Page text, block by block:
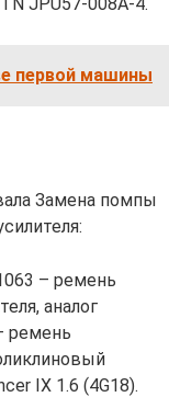
первой машины
Замена помпы
– ремень
аналог
ремень
IX 1.6 (4G18).